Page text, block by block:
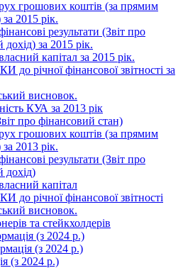
грошових коштів (за прямим
2015 рік.
результати (Звіт про
за 2015 рік.
капітал за 2015 рік.
до річної фінансової звітності за
висновок.
КУА за 2013 рік
про фінансовий стан)
грошових коштів (за прямим
2013 рік.
результати (Звіт про
дохід)
капітал
до річної фінансової звітності
висновок.
та стейкхолдерів
(з 2024 р.)
(з 2024 р.)
(з 2024 р.)